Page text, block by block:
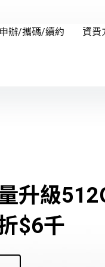
升級
$6千